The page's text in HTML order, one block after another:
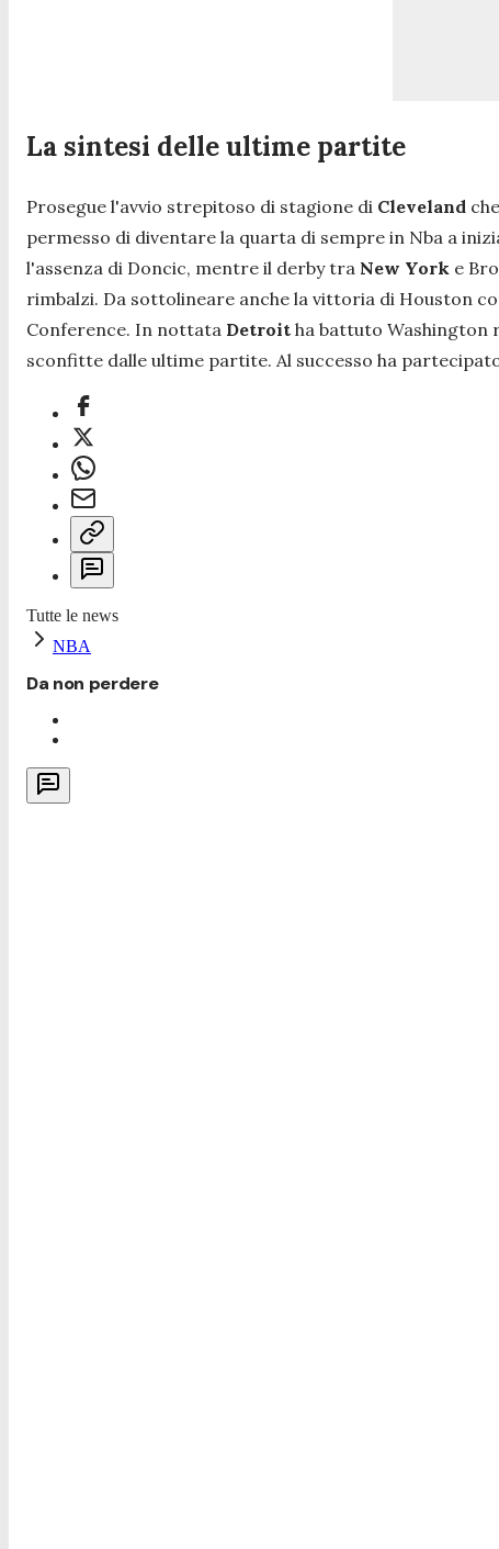
La sintesi delle ultime partite
Prosegue l'avvio strepitoso di stagione di Cleveland
permesso di diventare la quarta di sempre in Nba a
l'assenza di Doncic, mentre il derby tra New York e
rimbalzi. Da sottolineare anche la vittoria di Houston
Conference. In nottata Detroit ha battuto Washington
sconfitte dalle ultime partite. Al successo ha
Tutte le news
NBA
Da non perdere